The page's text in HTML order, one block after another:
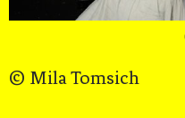
© Mila Tomsich